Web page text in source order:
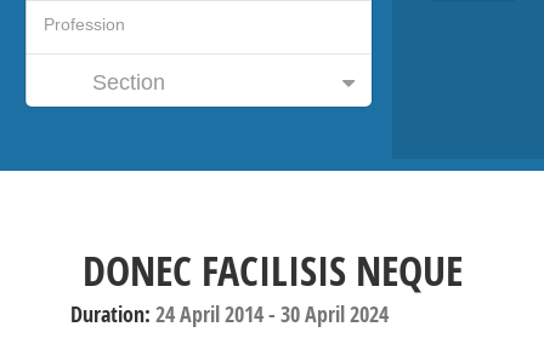
Section
DONEC FACILISIS NEQUE
Duration: 24 April 2014- 30 April 2024